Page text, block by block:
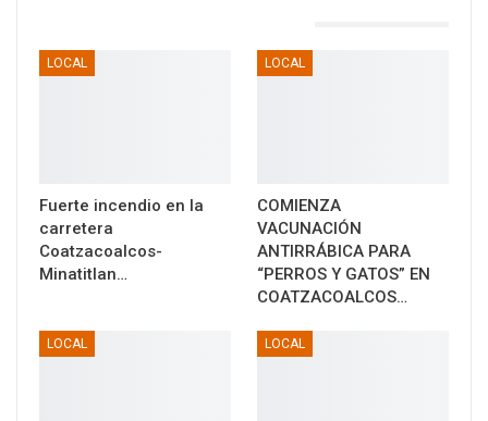
LOCAL
Fuerte incendio en la
carretera
Coatzacoalcos-
Minatitlan…
LOCAL
COMIENZA
VACUNACIÓN
ANTIRRÁBICA PARA
“PERROS Y GATOS” EN
COATZACOALCOS…
LOCAL LOCAL